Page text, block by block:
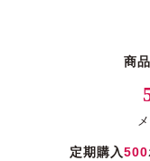
商
定期購入500